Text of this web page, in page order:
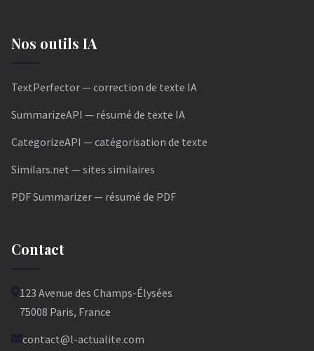
Nos outils IA
TextPerfector — correction de texte IA
SummarizeAPI — résumé de texte IA
CategorizeAPI — catégorisation de texte
Similars.net — sites similaires
PDF Summarizer — résumé de PDF
Contact
123 Avenue des Champs-Élysées
75008 Paris, France
contact@l-actualite.com